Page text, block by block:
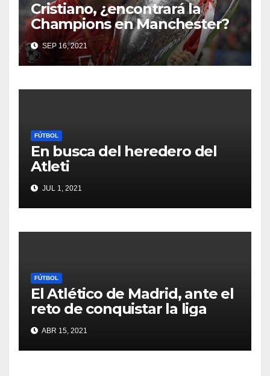
Cristiano, ¿encontrará la
Champions en Manchester?
SEP 16, 2021
FÚTBOL
En busca del heredero del
Atleti
JUL 1, 2021
FÚTBOL
El Atlético de Madrid, ante el
reto de conquistar la liga
ABR 15, 2021